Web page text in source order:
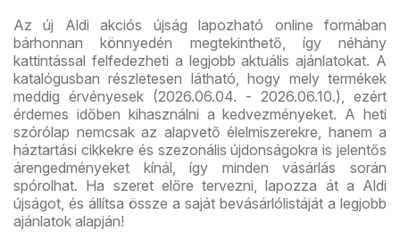
Az új Aldi akciós újság lapozható online formában
bárhonnan könnyedén megtekinthető, így néhány
kattintással felfedezheti a legjobb aktuális ajánlatokat. A
katalógusban részletesen látható, hogy mely termékek
meddig érvényesek (2026.06.04. - 2026.06.10.), ezért
érdemes időben kihasználni a kedvezményeket. A heti
szórólap nemcsak az alapvető élelmiszerekre, hanem a
háztartási cikkekre és szezonális újdonságokra is jelentős
árengedményeket kínál, így minden vásárlás során
spórolhat. Ha szeret előre tervezni, lapozza át a Aldi
újságot, és állítsa össze a saját bevásárlólistáját a legjobb
ajánlatok alapján!